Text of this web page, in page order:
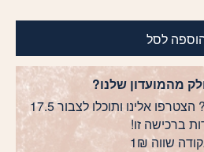
לסל
מהמועדון שלנו?
עדיין לא חלק מהמועדון? הצטרפו אלינו ותוכלו לצבור 17.5
ברכישה זו!
שווה 1₪